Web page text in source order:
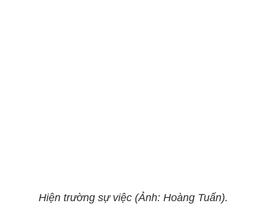
Hiện trường sự việc (Ảnh: Hoàng Tuấn).